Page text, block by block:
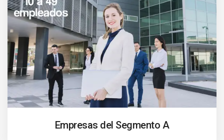
Empresas del Segmento A